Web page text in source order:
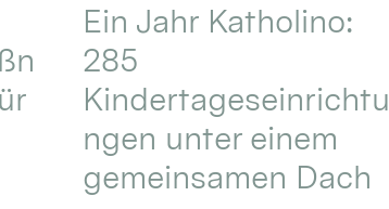
Ein Jahr Katholino:
285
Kindertageseinrichtu
ngen unter einem
gemeinsamen Dach